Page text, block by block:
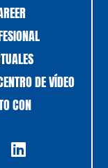
DE VÍDEO
CON